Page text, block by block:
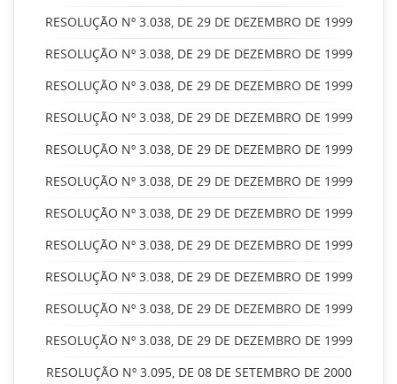
RESOLUÇÃO Nº 3.038, DE 29 DE DEZEMBRO DE 1999
RESOLUÇÃO Nº 3.038, DE 29 DE DEZEMBRO DE 1999
RESOLUÇÃO Nº 3.038, DE 29 DE DEZEMBRO DE 1999
RESOLUÇÃO Nº 3.038, DE 29 DE DEZEMBRO DE 1999
RESOLUÇÃO Nº 3.038, DE 29 DE DEZEMBRO DE 1999
RESOLUÇÃO Nº 3.038, DE 29 DE DEZEMBRO DE 1999
RESOLUÇÃO Nº 3.038, DE 29 DE DEZEMBRO DE 1999
RESOLUÇÃO Nº 3.038, DE 29 DE DEZEMBRO DE 1999
RESOLUÇÃO Nº 3.038, DE 29 DE DEZEMBRO DE 1999
RESOLUÇÃO Nº 3.038, DE 29 DE DEZEMBRO DE 1999
RESOLUÇÃO Nº 3.038, DE 29 DE DEZEMBRO DE 1999
RESOLUÇÃO Nº 3.095, DE 08 DE SETEMBRO DE 2000